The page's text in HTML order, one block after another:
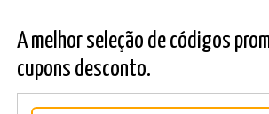
A melhor seleção de códigos
cupons desconto.